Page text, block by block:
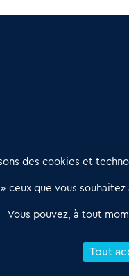
02 54 56 03 17
Contactez-nous
Notre solution
Offres Pro
Qui sommes nous ?
des cookies et
ceux que vous
Vous pouvez, à tout
Tout